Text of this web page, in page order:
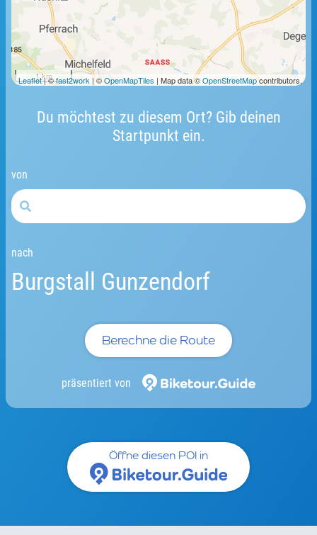
Du möchtest zu diesem Ort? Gib deinen
Startpunkt ein.
von
nach
Burgstall Gunzendorf
Berechne die Route
präsentiert von
1 km
Leaflet| ©fast2work| ©OpenMapTiles | Map data ©OpenStreetMapcontributors.
Öffne diesen POI in